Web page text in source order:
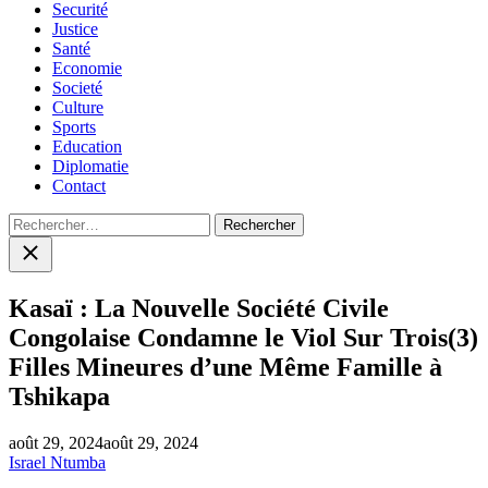
Securité
Justice
Santé
Economie
Societé
Culture
Sports
Education
Diplomatie
Contact
Rechercher :
Close
search
Kasaï : La Nouvelle Société Civile
Congolaise Condamne le Viol Sur Trois(3)
Filles Mineures d’une Même Famille à
Tshikapa
août 29, 2024août 29, 2024
Israel Ntumba